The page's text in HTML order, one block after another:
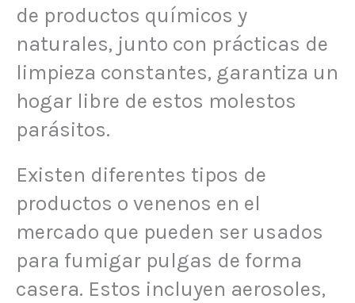
de productos químicos y
naturales, junto con prácticas de
limpieza constantes, garantiza un
hogar libre de estos molestos
parásitos.
Existen diferentes tipos de
productos o venenos en el
mercado que pueden ser usados
para fumigar pulgas de forma
casera. Estos incluyen aerosoles,